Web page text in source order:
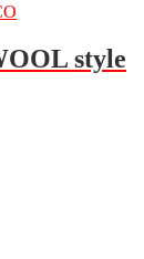
style